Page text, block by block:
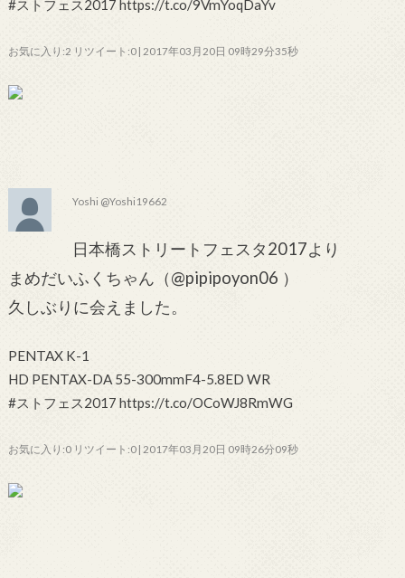
#ストフェス2017 https://t.co/9VmYoqDaYv
お気に入り:2 リツイート:0 | 2017年03月20日 09時29分35秒
Yoshi @Yoshi19662
日本橋ストリートフェスタ2017より
まめだいふくちゃん（@pipipoyon06 ）
久しぶりに会えました。
PENTAX K-1
HD PENTAX-DA 55-300mmF4-5.8ED WR
#ストフェス2017 https://t.co/OCoWJ8RmWG
お気に入り:0 リツイート:0 | 2017年03月20日 09時26分09秒